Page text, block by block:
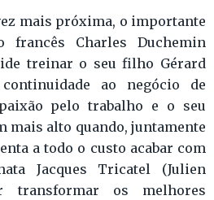
mais próxima, o importante
francês Charles Duchemin
treinar o seu filho Gérard
ao negócio de
pelo trabalho e o seu
mais alto quando, juntamente
a todo o custo acabar com
Jacques Tricatel (Julien
transformar os melhores